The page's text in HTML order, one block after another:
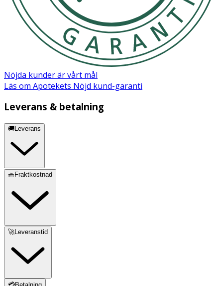
Nöjda kunder är vårt mål
Läs om Apotekets Nöjd kund-garanti
Leverans & betalning
🚚Leverans
🧺Fraktkostnad
🚀Leveranstid